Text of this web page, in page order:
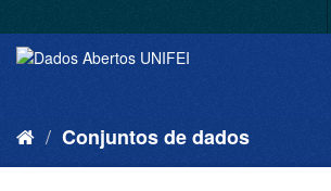
Conjuntos de dados